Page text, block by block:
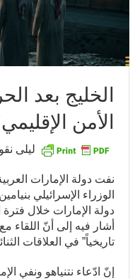
الخليج بعد
الأمن
ليلى
نفت دولة الإمارات
الوزراء الإسرائيلي
دولة الإمارات خلال
أشار فيه إلى أنّ اللقاء
تاريخياً” في العلاقات
إنّ ادّعاء نتنياهو ونفي